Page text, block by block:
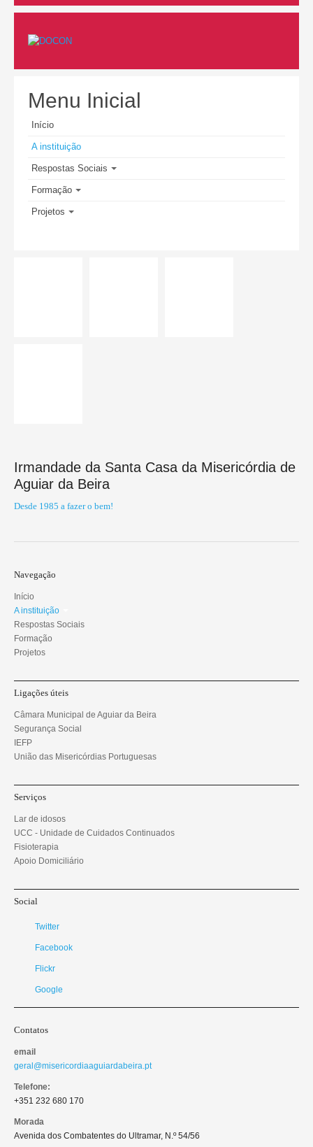
PESSOAS 2030
PESSOAS-FSE+-005335
Formação
Pré-inscrições
Projetos
Investimento RE-C01-i02
Menu Inicial
Início
A instituição
Respostas Sociais
Formação
Projetos
Irmandade da Santa Casa da Misericórdia de
Aguiar da Beira
Desde 1985 a fazer o bem!
Navegação
Início
A instituição
Respostas Sociais
Formação
Projetos
Ligações úteis
Câmara Municipal de Aguiar da Beira
Segurança Social
IEFP
União das Misericórdias Portuguesas
Serviços
Lar de idosos
UCC - Unidade de Cuidados Continuados
Fisioterapia
Apoio Domiciliário
Social
Twitter
Facebook
Flickr
Google
Contatos
email
geral@misericordiaaguiardabeira.pt
Telefone:
+351 232 680 170
Morada
Avenida dos Combatentes do Ultramar, N.º 54/56